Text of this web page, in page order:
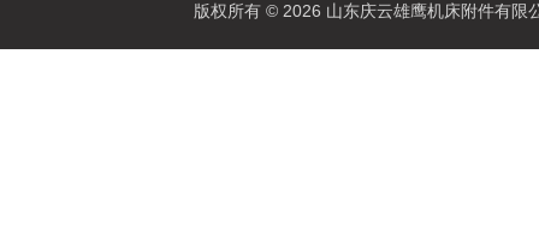
版权所有 © 2026 山东庆云雄鹰机床附件有